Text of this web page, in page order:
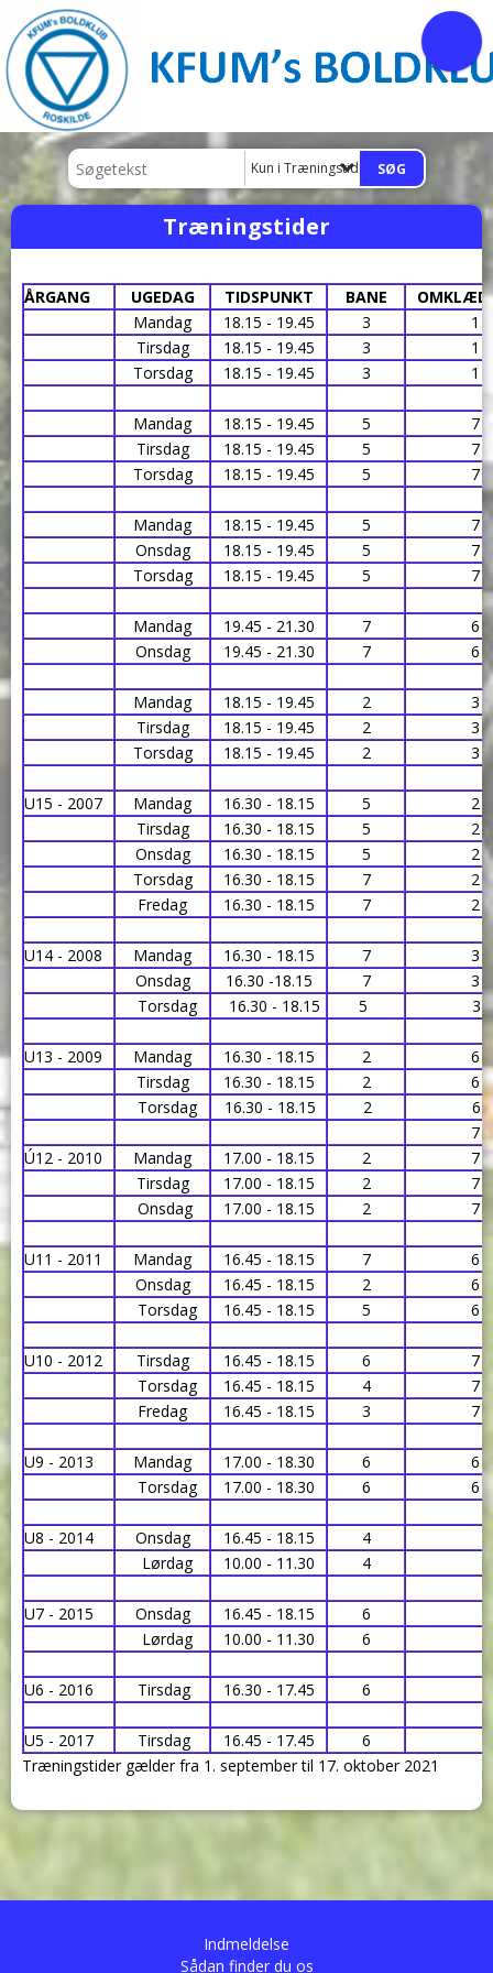
Kun i Træningstider
Træningstider
ÅRGANG UGEDAG TIDSPUNKT BANE
Mandag
18.15 - 19.45 3
1
Tirsdag
18.15 - 19.45 3
1
Torsdag
18.15 - 19.45 3 1
Mandag 18.15 - 19.45 5
7
Tirsdag
18.15 - 19.45 5
7
Torsdag
18.15 - 19.45 5 7
Mandag 18.15 - 19.45 5
7
Onsdag
18.15 - 19.45 5
7
Torsdag
18.15 - 19.45 5 7
Mandag 19.45 - 21.30 7
6
Onsdag
19.45 - 21.30 7 6
Mandag 18.15 - 19.45 2
3
Tirsdag
18.15 - 19.45 2
3
Torsdag
18.15 - 19.45 2 3
U15 - 2007 Mandag 16.30 - 18.15 5
2
Tirsdag
16.30 - 18.15 5
2
Onsdag
16.30 - 18.15 5
2
Torsdag
16.30 - 18.15 7
2
Fredag
16.30 - 18.15 7 2
U14 - 2008 Mandag 16.30 - 18.15 7
3
Onsdag
16.30 -18.15 7
3
Torsdag
16.30 - 18.15 5 3
U13 - 2009 Mandag 16.30 - 18.15 2
6
Tirsdag
16.30 - 18.15 2
6
Torsdag
16.30 - 18.15 2
6
7
Ú12 - 2010
Mandag 17.00 - 18.15 2
7
Tirsdag
17.00 - 18.15 2
7
Onsdag
17.00 - 18.15 2 7
U11 - 2011 Mandag 16.45 - 18.15 7
6
Onsdag
16.45 - 18.15 2
6
Torsdag
16.45 - 18.15 5 6
U10 - 2012 Tirsdag 16.45 - 18.15 6
7
Torsdag
16.45 - 18.15 4
7
Fredag
16.45 - 18.15 3 7
U9 - 2013 Mandag 17.00 - 18.30 6
6
Torsdag
17.00 - 18.30 6 6
U8 - 2014 Onsdag 16.45 - 18.15
4
Lørdag
10.00 - 11.30 4
U7 - 2015 Onsdag 16.45 - 18.15
6
Lørdag
10.00 - 11.30 6
U6 - 2016 Tirsdag 16.30 - 17.45 6
U5 - 2017 Tirsdag 16.45 - 17.45
6
Træningstider gælder fra 1. september til 17. oktober 2021
Indmeldelse
Sådan finder du os